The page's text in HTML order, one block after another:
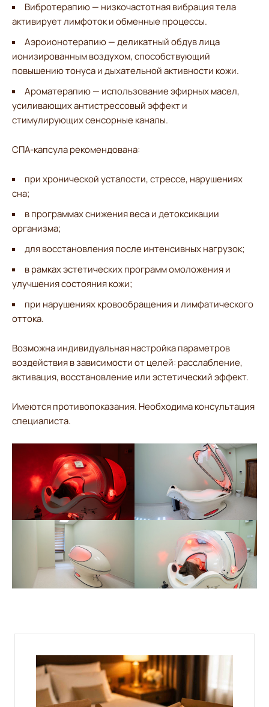
Вибротерапию — низкочастотная вибрация тела
активирует лимфоток и обменные процессы.
Аэроионотерапию — деликатный обдув лица
ионизированным воздухом, способствующий
повышению тонуса и дыхательной активности кожи.
Ароматерапию — использование эфирных масел,
усиливающих антистрессовый эффект и
стимулирующих сенсорные каналы.
СПА-капсула рекомендована:
при хронической усталости, стрессе, нарушениях
сна;
в программах снижения веса и детоксикации
организма;
для восстановления после интенсивных нагрузок;
в рамках эстетических программ омоложения и
улучшения состояния кожи;
при нарушениях кровообращения и лимфатического
оттока.
Возможна индивидуальная настройка параметров
воздействия в зависимости от целей: расслабление,
активация, восстановление или эстетический эффект.
Имеются противопоказания. Необходима консультация
специалиста.